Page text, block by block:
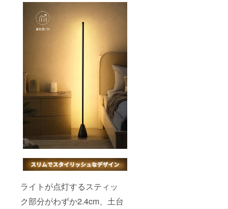
ライトが点灯するスティッ
ク部分がわずか2.4cm、土台